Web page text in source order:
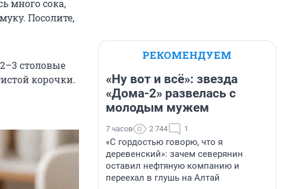
много сока,
Посолите,
столовые
корочки.
РЕКОМЕНДУЕМ
«Ну вот и всё»: звезда
«Дома-2» развелась с
молодым мужем
7 часов 2 744 1
«С гордостью говорю, что я
деревенский»: зачем северянин
оставил нефтяную компанию и
переехал в глушь на Алтай